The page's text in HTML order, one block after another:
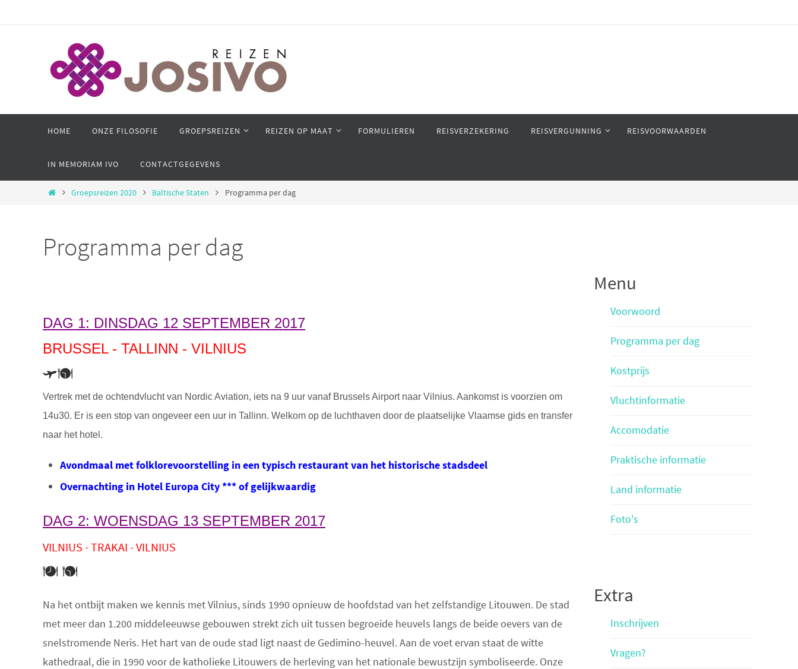
HOME ONZE FILOSOFIE GROEPSREIZEN REIZEN OP MAAT FORMULIEREN REISVERZEKERING REISVERGUNNING REISVOORWAARDEN
IN MEMORIAM IVO CONTACTGEGEVENS
HomeGroepsreizen 2020 Baltische Staten Programma per dag
Programma per dag
DAG 1: DINSDAG 12 SEPTEMBER 2017
BRUSSEL - TALLINN - VILNIUS
Vertrek met de ochtendvlucht van Nordic Aviation, iets na 9 uur vanaf Brussels Airport naar Vilnius. Aankomst is voorzien om
14u30. Er is een stop van ongeveer een uur in Tallinn. Welkom op de luchthaven door de plaatselijke Vlaamse gids en transfer
naar het hotel.
Avondmaal met folklorevoorstelling in een typisch restaurant van het historische stadsdeel
Overnachting in Hotel Europa City *** of gelijkwaardig
DAG 2: WOENSDAG 13 SEPTEMBER 2017
VILNIUS - TRAKAI - VILNIUS
Na het ontbijt maken we kennis met Vilnius, sinds 1990 opnieuw de hoofdstad van het zelfstandige Litouwen. De stad
met meer dan 1.200 middeleeuwse gebouwen strekt zich uit tussen begroeide heuvels langs de beide oevers van de
snelstromende Neris. Het hart van de oude stad ligt naast de Gedimino-heuvel. Aan de voet ervan staat de witte
kathedraal, die in 1990 voor de katholieke Litouwers de herleving van het nationale bewustzijn symboliseerde. Onze
Menu
Voorwoord
Programma per dag
Kostprijs
Vluchtinformatie
Accomodatie
Praktische informatie
Land informatie
Foto's
Extra
Inschrijven
Vragen?